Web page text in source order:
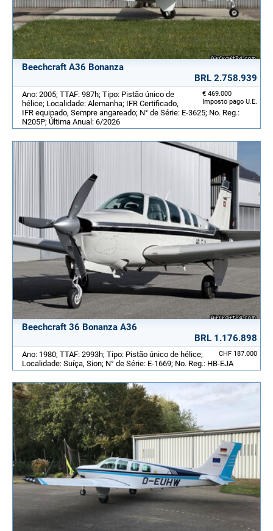
Beechcraft A36 Bonanza
BRL 2.758.939
€ 469.000
Imposto pago U.E.
Ano: 2005; TTAF: 987h; Tipo: Pistão único de
hélice; Localidade: Alemanha; IFR Certificado,
IFR equipado, Sempre angareado; N° de Série: E-3625; No. Reg.:
N205P; Última Anual: 6/2026
Beechcraft 36 Bonanza A36
BRL 1.176.898
CHF 187.000
Ano: 1980; TTAF: 2993h; Tipo: Pistão único de hélice;
Localidade: Suíça, Sion; N° de Série: E-1669; No. Reg.: HB-EJA